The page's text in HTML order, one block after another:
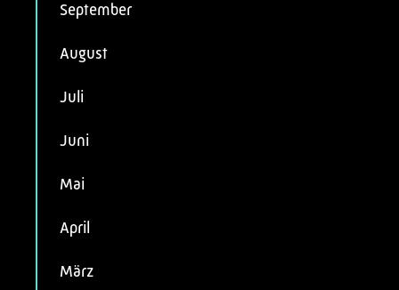
September
August
Juli
Juni
Mai
April
März